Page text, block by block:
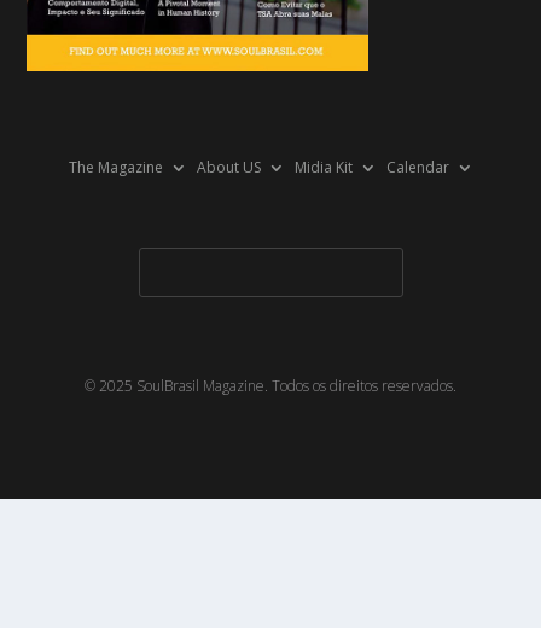
The Magazine About US Midia Kit Calendar
© 2025 SoulBrasil Magazine. Todos os direitos reservados.